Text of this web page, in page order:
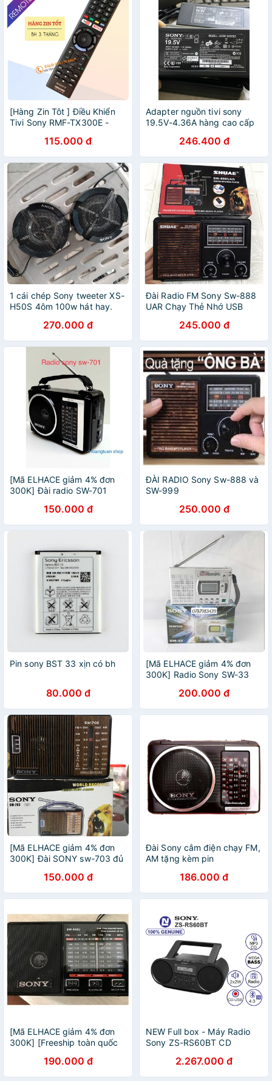
[Hàng Zin Tôt ] Điều Khiển
Tivi Sony RMF-TX300E -
Tắt Youtube Và Netflix - Loại
Dài
115.000 đ
Adapter nguồn tivi sony
19.5V-4.36A hàng cao cấp
246.400 đ
1 cái chép Sony tweeter XS-
H50S 4ôm 100w hát hay.
270.000 đ
Đài Radio FM Sony Sw-888
UAR Chạy Thẻ Nhớ USB
245.000 đ
[Mã ELHACE giảm 4% đơn
300K] Đài radio SW-701
người già150.000 đ
ĐÀI RADIO Sony Sw-888 và
SW-999
250.000 đ
Pin sony BST 33 xịn có bh
80.000 đ
[Mã ELHACE giảm 4% đơn
300K] Radio Sony SW-33
200.000 đ
[Mã ELHACE giảm 4% đơn
300K] Đài SONY sw-703 đủ
150.000 đ
Đài Sony cắm điện chạy FM,
AM tặng kèm pin
186.000 đ
[Mã ELHACE giảm 4% đơn
300K] [Freeship toàn quốc
Band SW-548 Đọc Usb, Thẻ
nhớ, Đèn Led
190.000 đ
NEW Full box - Máy Radio
Sony ZS-RS60BT CD
2.267.000 đ